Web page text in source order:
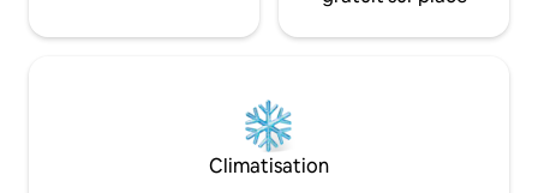
Climatisation